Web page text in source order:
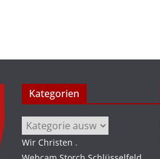
Kategorien
Kategorien
Wir Christen .